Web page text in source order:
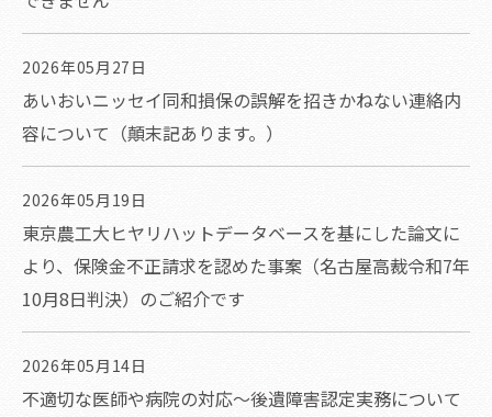
2026年05月27日
あいおいニッセイ同和損保の誤解を招きかねない連絡内
容について（顛末記あります。）
2026年05月19日
東京農工大ヒヤリハットデータベースを基にした論文に
より、保険金不正請求を認めた事案（名古屋高裁令和7年
10月8日判決）のご紹介です
2026年05月14日
不適切な医師や病院の対応～後遺障害認定実務について